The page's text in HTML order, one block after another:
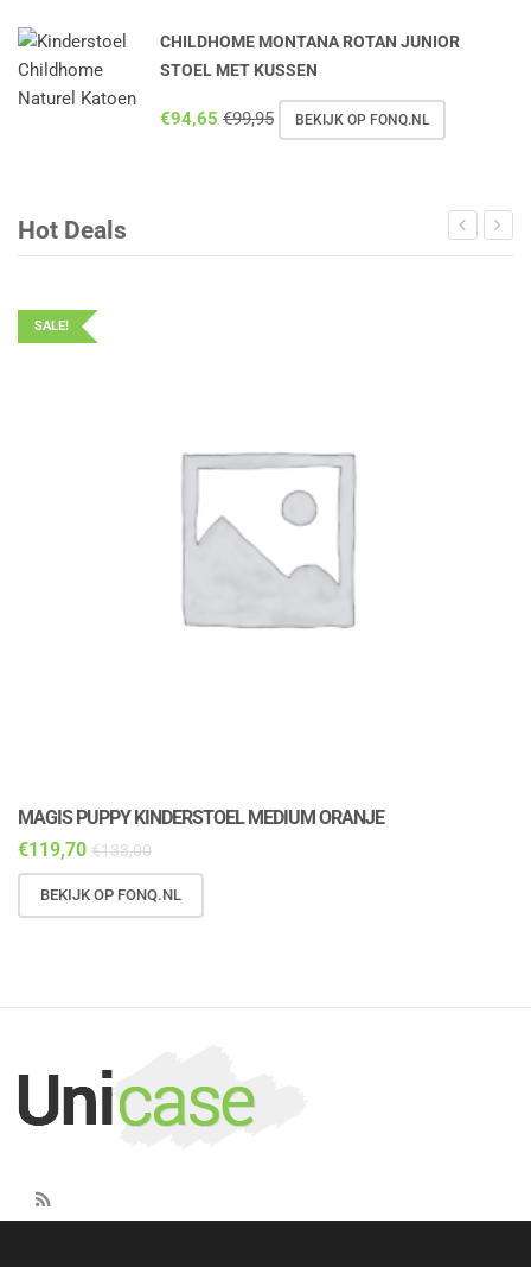
CHILDHOME MONTANA ROTAN JUNIOR
STOEL MET KUSSEN
€94,65 €99,95 BEKIJK OP FONQ.NL
Hot Deals
SALE!
MAGIS PUPPY KINDERSTOEL MEDIUM ORANJE
€119,70 €133,00
BEKIJK OP FONQ.NL